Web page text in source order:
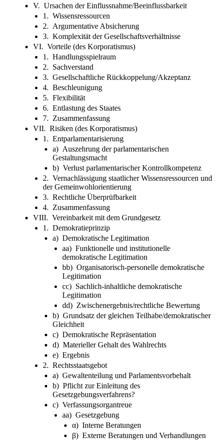
V. Ursachen der Einflussnahme/Beeinflussbarkeit
1. Wissensressourcen
2. Argumentative Absicherung
3. Komplexität der Gesellschaftsverhältnisse
VI. Vorteile (des Korporatismus)
1. Handlungsspielraum
2. Sachverstand
3. Gesellschaftliche Rückkoppelung/Akzeptanz
4. Beschleunigung
5. Flexibilität
6. Entlastung des Staates
7. Zusammenfassung
VII. Risiken (des Korporatismus)
1. Entparlamentarisierung
a) Auszehrung der parlamentarischen
Gestaltungsmacht
b) Verlust parlamentarischer Kontrollkompetenz
2. Vernachlässigung staatlicher Wissensressourcen und
der Gemeinwohlorientierung
3. Rechtliche Überprüfbarkeit
4. Zusammenfassung
VIII. Vereinbarkeit mit dem Grundgesetz
1. Demokratieprinzip
a) Demokratische Legitimation
aa) Funktionelle und institutionelle
demokratische Legitimation
bb) Organisatorisch-personelle demokratische
Legitimation
cc) Sachlich-inhaltliche demokratische
Legitimation
dd) Zwischenergebnis/rechtliche Bewertung
b) Grundsatz der gleichen Teilhabe/demokratischer
Gleichheit
c) Demokratische Repräsentation
d) Materieller Gehalt des Wahlrechts
e) Ergebnis
2. Rechtsstaatsgebot
a) Gewaltenteilung und Parlamentsvorbehalt
b) Pflicht zur Einleitung des
Gesetzgebungsverfahrens?
c) Verfassungsorgantreue
aa) Gesetzgebung
α) Interne Beratungen
β) Externe Beratungen und Verhandlungen